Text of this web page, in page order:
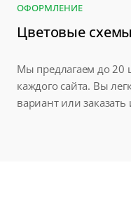
ОФОРМЛЕНИЕ
Цветовые схемы
Мы предлагаем до 20
каждого сайта. Вы
вариант или